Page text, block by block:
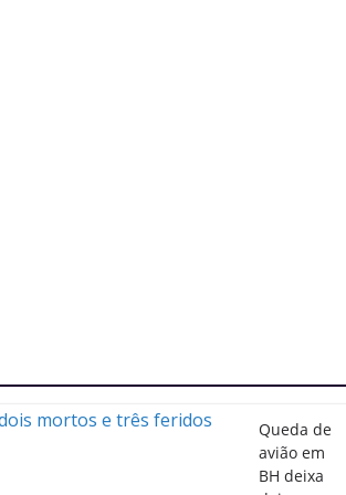
Queda de
avião em
BH deixa